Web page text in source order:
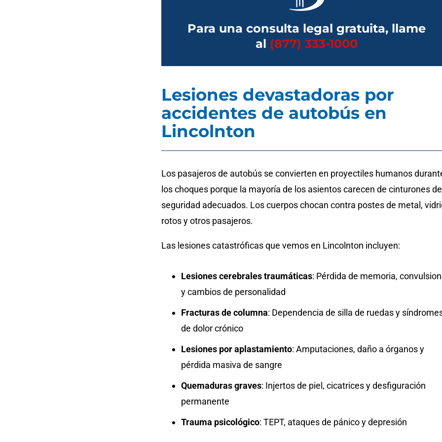
Para una consulta legal gratuita, llame
al (877) 333-1000
Lesiones devastadoras por
accidentes de autobús en
Lincolnton
Los pasajeros de autobús se convierten en proyectiles humanos
los choques porque la mayoría de los asientos carecen de cinturones de
seguridad adecuados. Los cuerpos chocan contra postes de metal,
rotos y otros pasajeros.
Las lesiones catastróficas que vemos en Lincolnton incluyen:
Lesiones cerebrales traumáticas: Pérdida de memoria,
y cambios de personalidad
Fracturas de columna: Dependencia de silla de ruedas y
de dolor crónico
Lesiones por aplastamiento: Amputaciones, daño a órganos y
pérdida masiva de sangre
Quemaduras graves: Injertos de piel, cicatrices y desfiguración
permanente
Trauma psicológico: TEPT, ataques de pánico y depresión